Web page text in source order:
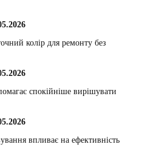
колір для ремонту без
спокійніше вирішувати
впливає на ефективність